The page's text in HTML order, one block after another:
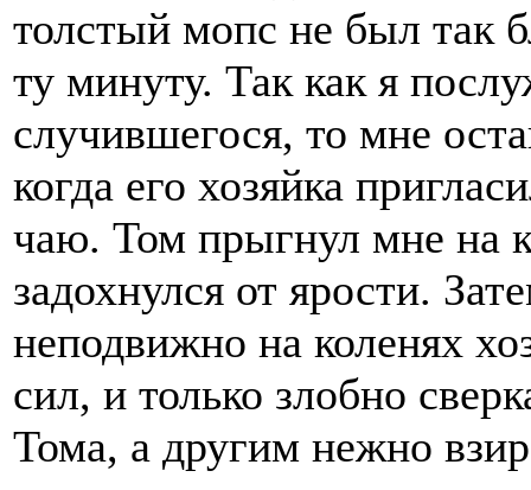
толстый мопс не был так
ту минуту. Так как я
случившегося, то мне
когда его хозяйка
чаю. Том прыгнул мне на
задохнулся от ярости.
неподвижно на коленях
сил, и только злобно
Тома, а другим нежно